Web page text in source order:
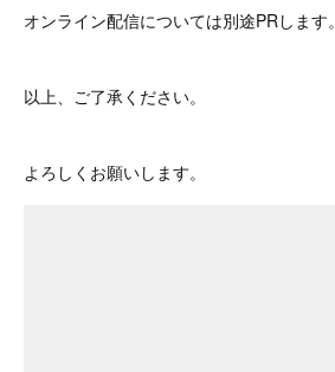
オンライン配信については別途PRします。
以上、ご了承ください。
よろしくお願いします。